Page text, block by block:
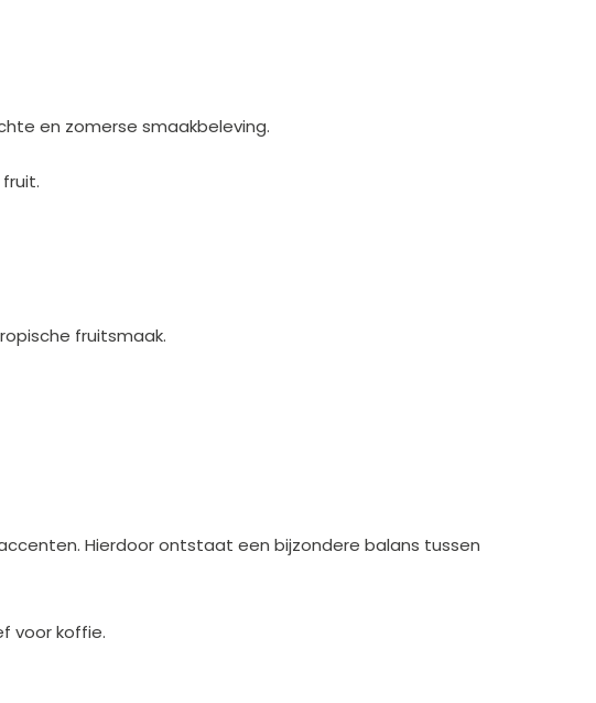
en zomerse smaakbeleving.
fruitsmaak.
Hierdoor ontstaat een bijzondere balans tussen
voor koffie.